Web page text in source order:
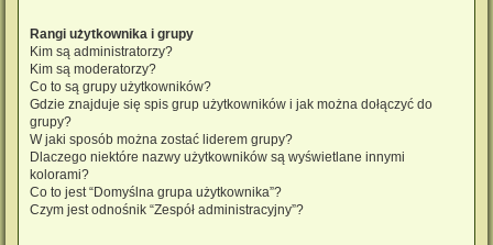
Rangi użytkownika i grupy
Kim są administratorzy?
Kim są moderatorzy?
Co to są grupy użytkowników?
Gdzie znajduje się spis grup użytkowników i jak można dołączyć do
grupy?
W jaki sposób można zostać liderem grupy?
Dlaczego niektóre nazwy użytkowników są wyświetlane innymi
kolorami?
Co to jest “Domyślna grupa użytkownika”?
Czym jest odnośnik “Zespół administracyjny”?